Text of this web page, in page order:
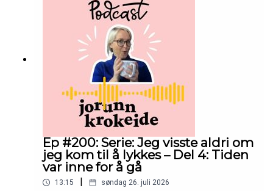
hjelpe flere?Hva om jeg kunne jobbe friere?Hva
om internett åpnet en helt ny mulighet?Jeg visste
ikke om det kom til å lykkes.Men jeg tok
sjansen.God lytting! 💛
Ep #200: Serie: Jeg visste aldri om
jeg kom til å lykkes – Del 4: Tiden
var inne for å gå
13:15 søndag 26. juli 2026